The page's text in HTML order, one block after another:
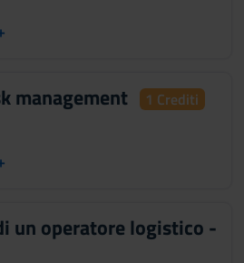
management 1 Crediti
un operatore logistico -